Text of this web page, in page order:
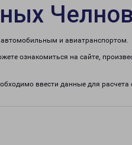
и авиатранспортом.
ознакомиться на сайте,
ввести данные для